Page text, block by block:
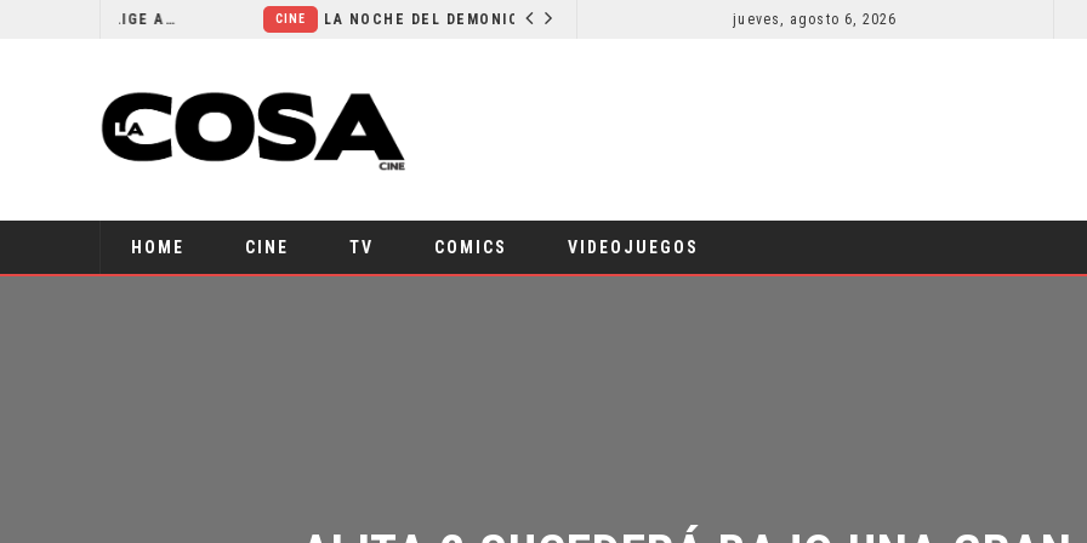
CINE LA NOCHE DEL DEMONIO: ESTÁN ENTRE NOSOTROS – TRAILER FINAL jueves, agosto 6, 2026
HOME CINE TV COMICS VIDEOJUEGOS